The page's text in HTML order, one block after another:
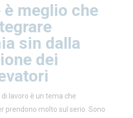
meglio che
sin dalla
dei
lavoro è un tema che
prendono molto sul serio. Sono